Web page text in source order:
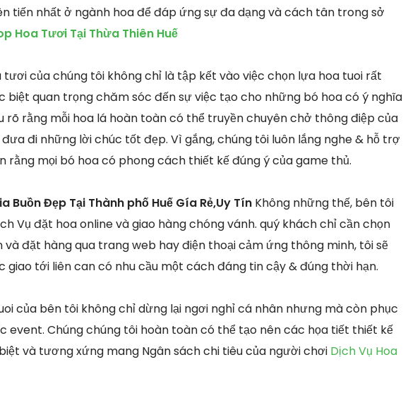
tiến nhất ở ngành hoa để đáp ứng sự đa dạng và cách tân trong sở
Hoa Tươi Tại Thừa Thiên Huế
tươi của chúng tôi không chỉ là tập kết vào việc chọn lựa hoa tuoi rất
biệt quan trọng chăm sóc đến sự việc tạo cho những bó hoa có ý nghĩa
rõ rằng mỗi hoa lá hoàn toàn có thể truyền chuyên chở thông điệp của
đi những lời chúc tốt đẹp. Vì gắng, chúng tôi luôn lắng nghe & hỗ trợ
rằng mọi bó hoa có phong cách thiết kế đúng ý của game thủ.
Buồn Đẹp Tại Thành phố Huế Gía Rẻ,Uy Tín Không những thế, bên tôi
Vụ đặt hoa online và giao hàng chóng vánh. quý khách chỉ cần chọn
đặt hàng qua trang web hay điện thoại cảm ứng thông minh, tôi sẽ
giao tới liên can có nhu cầu một cách đáng tin cậy & đúng thời hạn.
của bên tôi không chỉ dừng lại ngơi nghỉ cá nhân nhưng mà còn phục
event. Chúng chúng tôi hoàn toàn có thể tạo nên các họa tiết thiết kế
và tương xứng mang Ngân sách chi tiêu của người chơi Dịch Vụ Hoa